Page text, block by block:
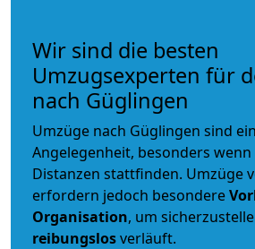
Wir sind die besten
Umzugsexperten für
nach Güglingen
Umzüge nach Güglingen sind
Angelegenheit, besonders
Distanzen stattfinden. Umzüge
erfordern jedoch besondere
Organisation, um
reibungslosverläuft.